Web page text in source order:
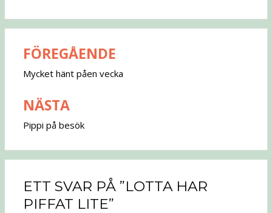
Inläggsnavigering
FÖREGÅENDE
Mycket hänt påen vecka
NÄSTA
Pippi på besök
ETT SVAR PÅ ”LOTTA HAR
PIFFAT LITE”